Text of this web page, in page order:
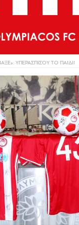
ΥΠΕΡΑΣΠΙΣΟΥ ΤΟ ΠΑΙΔΙ!